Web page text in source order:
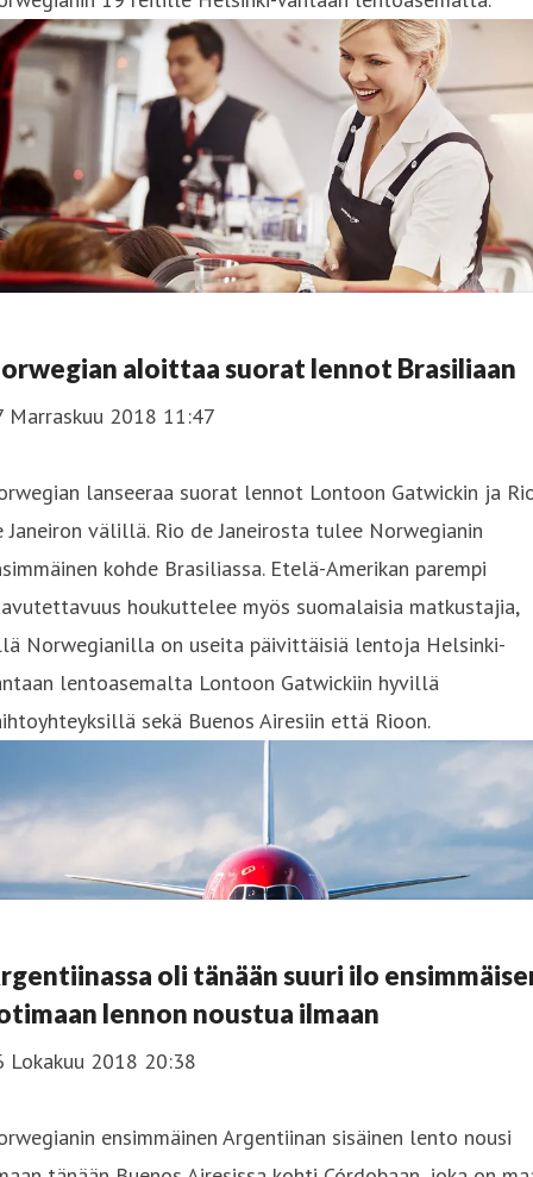
aloittaa suorat lennot Brasiliaan
Marraskuu 2018 11:47
lanseeraa suorat lennot Lontoon Gatwickin ja
Janeiron välillä. Rio de Janeirosta tulee Norwegianin
kohde Brasiliassa. Etelä-Amerikan parempi
houkuttelee myös suomalaisia matkustajia,
Norwegianilla on useita päivittäisiä lentoja Helsinki-
lentoasemalta Lontoon Gatwickiin hyvillä
sekä Buenos Airesiin että Rioon.
oli tänään suuri ilo
lennon noustua ilmaan
Lokakuu 2018 20:38
ensimmäinen Argentiinan sisäinen lento nousi